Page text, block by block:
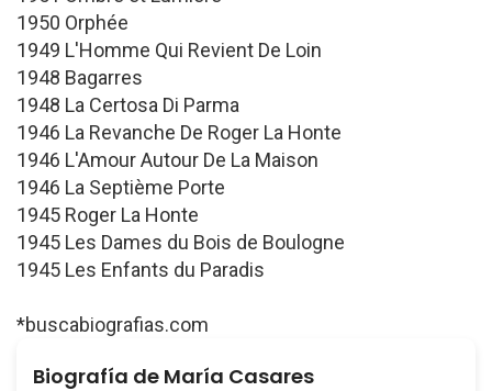
1950 Orphée
1949 L'Homme Qui Revient De Loin
1948 Bagarres
1948 La Certosa Di Parma
1946 La Revanche De Roger La Honte
1946 L'Amour Autour De La Maison
1946 La Septième Porte
1945 Roger La Honte
1945 Les Dames du Bois de Boulogne
1945 Les Enfants du Paradis
*buscabiografias.com
Biografía de María Casares